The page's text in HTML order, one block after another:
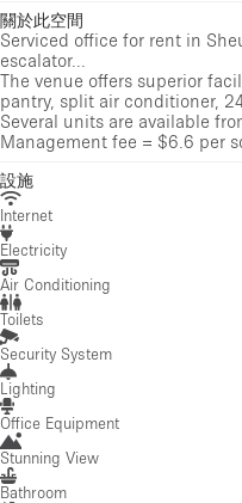
關於此空間
Serviced office for rent in
escalator...
The venue offers superior
pantry, split air conditioner,
Several units are available
Management fee = $6.6 per
設施
Internet
Electricity
Air Conditioning
Toilets
Security System
Lighting
Office Equipment
Stunning View
Bathroom